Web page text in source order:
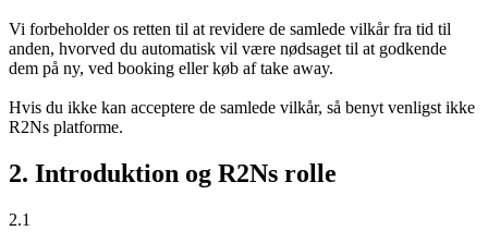
Vi forbeholder os retten til at revidere de samlede vilkår fra tid til
anden, hvorved du automatisk vil være nødsaget til at godkende
dem på ny, ved booking eller køb af take away.
Hvis du ikke kan acceptere de samlede vilkår, så benyt venligst ikke
R2Ns platforme.
2. Introduktion og R2Ns rolle
2.1